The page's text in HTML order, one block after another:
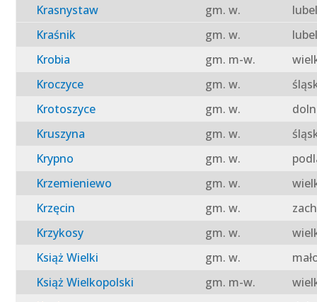
Krasnystaw
gm. w.
Kraśnik
gm. w.
Krobia
gm. m-w.
Kroczyce
gm. w.
Krotoszyce
gm. w.
Kruszyna
gm. w.
Krypno
gm. w.
Krzemieniewo
gm. w.
Krzęcin
gm. w.
Krzykosy
gm. w.
Książ Wielki
gm. w.
Książ Wielkopolski
gm. m-w.